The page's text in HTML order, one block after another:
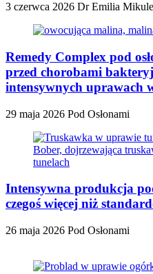
3 czerwca 2026 Dr Emilia
Remedy Complex pod
przed chorobami
intensywnych uprawach
29 maja 2026 Pod Osłonami
Intensywna produkcja
czegoś więcej niż
26 maja 2026 Pod Osłonami